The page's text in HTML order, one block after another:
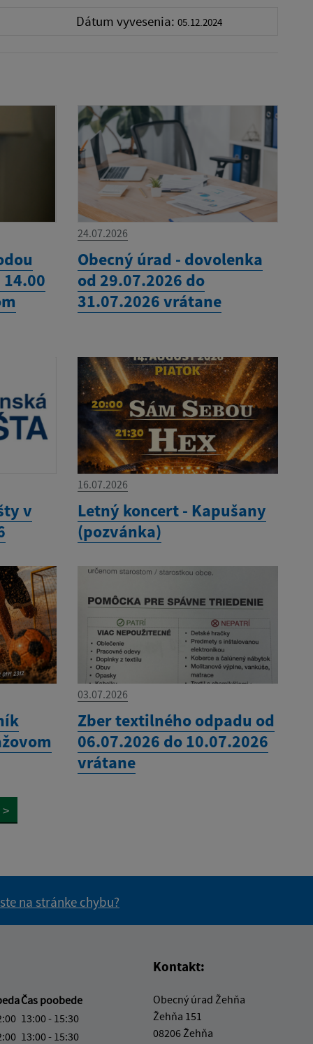
Dátum vyvesenia: 05.12.2024
24.07.2026
Obecný úrad - dovolenka
od 29.07.2026 do
31.07.2026 vrátane
v
16.07.2026
Letný koncert - Kapušany
(pozvánka)
03.07.2026
Zber textilného odpadu od
06.07.2026 do 10.07.2026
vrátane
>
na stránke chybu?
Čas poobede
13:00 - 15:30
13:00 - 15:30
Kontakt:
Obecný úrad Žehňa
Žehňa 151
08206 Žehňa